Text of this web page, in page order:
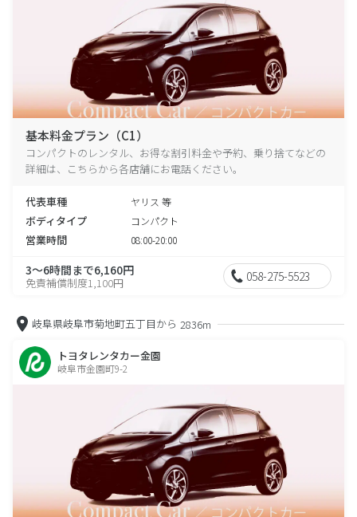
基本料金プラン（C1）
コンパクトのレンタル、お得な割引料金や予約、乗り捨てなどの
詳細は、こちらから各店舗にお電話ください。
代表車種 ヤリス 等
ボディタイプ コンパクト
営業時間 08:00-20:00
3～6時間まで6,160円
免責補償制度1,100円 058-275-5523
岐阜県岐阜市菊地町五丁目から 2836m
トヨタレンタカー金園
岐阜市金園町9-2